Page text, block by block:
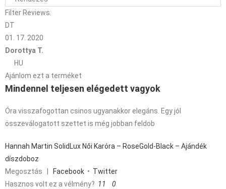
Filter Reviews:
DT
01. 17. 2020
Dorottya T.
HU
Ajánlom ezt a terméket
Mindennel teljesen elégedett vagyok
Óra visszafogottan csinos ugyanakkor elegáns. Egy jól
összeválogatott szettet is még jobban feldob
Hannah Martin SolidLux Női Karóra – RoseGold-Black – Ajándék
díszdoboz
Megosztás
Facebook • Twitter
Hasznos volt ez a vélmény? 11 0